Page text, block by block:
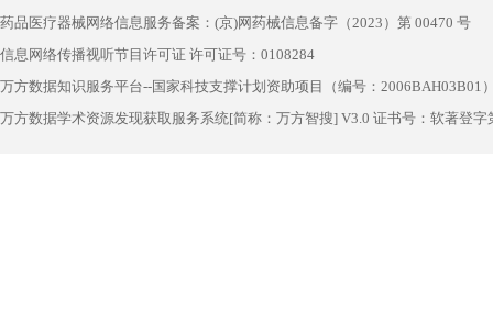
药品医疗器械网络信息服务备案：(京)网药械信息备字（2023）第 00470 号
信息网络传播视听节目许可证 许可证号：0108284
万方数据知识服务平台--国家科技支撑计划资助项目（编号：2006BAH03B01
万方数据学术资源发现获取服务系统[简称：万方智搜] V3.0 证书号：软著登字